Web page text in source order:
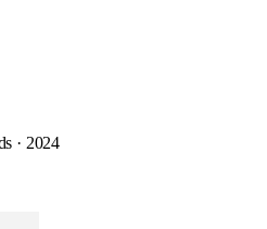
· 2024